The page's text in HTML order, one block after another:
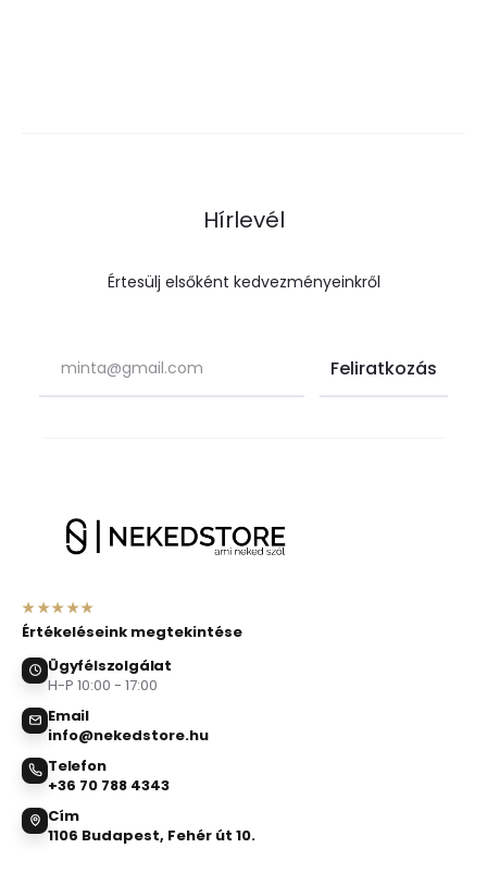
Hírlevél
Értesülj elsőként kedvezményeinkről
★★★★★
Értékeléseink megtekintése
Ügyfélszolgálat
H-P 10:00 - 17:00
Email
info@nekedstore.hu
Telefon
+36 70 788 4343
Cím
1106 Budapest, Fehér út 10.